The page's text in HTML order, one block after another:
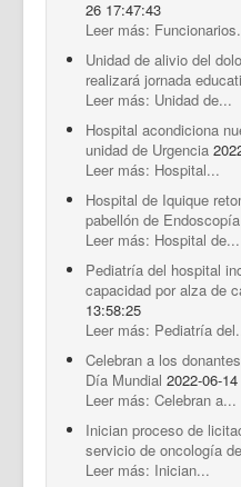
26 17:47:43
Leer más:
Unidad de alivio del
realizará jornada
Leer más: Unidad de...
Hospital acondiciona
unidad de Urgencia
Leer más: Hospital...
Hospital de Iquique
pabellón de Endoscopía
Leer más: Hospital de...
Pediatría del hospital
capacidad por alza de
13:58:25
Leer más: Pediatría
Celebran a los
Día Mundial 2022-06-
Leer más: Celebran a...
Inician proceso de
servicio de oncología
Leer más: Inician...